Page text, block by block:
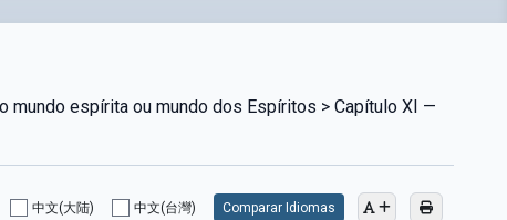
espírita ou mundo dos Espíritos > Capítulo XI —
中文(大陆) 中文(台灣) Comparar Idiomas